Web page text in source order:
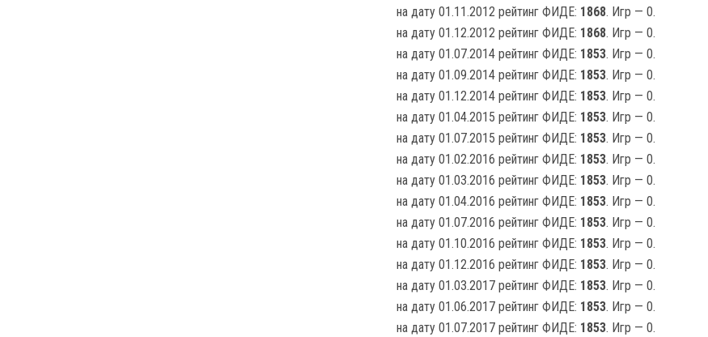
на дату 01.11.2012 рейтинг ФИДЕ: 1868. Игр — 0.
на дату 01.12.2012 рейтинг ФИДЕ: 1868. Игр — 0.
на дату 01.07.2014 рейтинг ФИДЕ: 1853. Игр — 0.
на дату 01.09.2014 рейтинг ФИДЕ: 1853. Игр — 0.
на дату 01.12.2014 рейтинг ФИДЕ: 1853. Игр — 0.
на дату 01.04.2015 рейтинг ФИДЕ: 1853. Игр — 0.
на дату 01.07.2015 рейтинг ФИДЕ: 1853. Игр — 0.
на дату 01.02.2016 рейтинг ФИДЕ: 1853. Игр — 0.
на дату 01.03.2016 рейтинг ФИДЕ: 1853. Игр — 0.
на дату 01.04.2016 рейтинг ФИДЕ: 1853. Игр — 0.
на дату 01.07.2016 рейтинг ФИДЕ: 1853. Игр — 0.
на дату 01.10.2016 рейтинг ФИДЕ: 1853. Игр — 0.
на дату 01.12.2016 рейтинг ФИДЕ: 1853. Игр — 0.
на дату 01.03.2017 рейтинг ФИДЕ: 1853. Игр — 0.
на дату 01.06.2017 рейтинг ФИДЕ: 1853. Игр — 0.
на дату 01.07.2017 рейтинг ФИДЕ: 1853. Игр — 0.